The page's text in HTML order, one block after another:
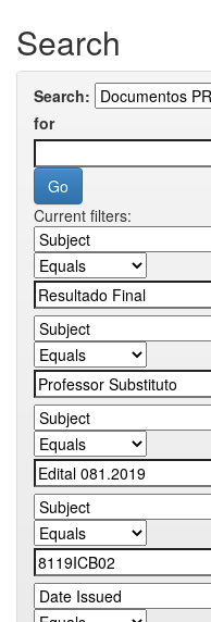
Search
Search:
for
Current filters: